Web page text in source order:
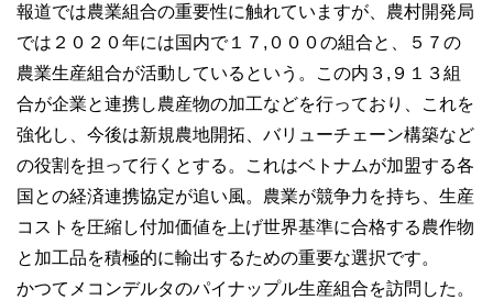
報道では農業組合の重要性に触れていますが、農村開発局
では２０２０年には国内で１７,０００の組合と、５７の
農業生産組合が活動しているという。この内３,９１３組
合が企業と連携し農産物の加工などを行っており、これを
強化し、今後は新規農地開拓、バリューチェーン構築など
の役割を担って行くとする。これはベトナムが加盟する各
国との経済連携協定が追い風。農業が競争力を持ち、生産
コストを圧縮し付加価値を上げ世界基準に合格する農作物
と加工品を積極的に輸出するための重要な選択です。
かつてメコンデルタのパイナップル生産組合を訪問した。